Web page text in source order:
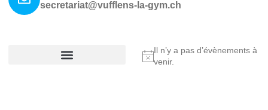
secretariat@vufflens-la-gym.ch
Notice
Il n’y a pas d’évènements à
venir.